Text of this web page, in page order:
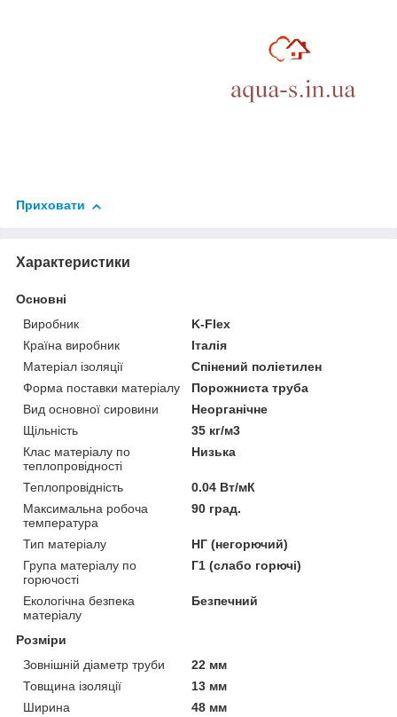
Приховати
Характеристики
Основні
Виробник
K-Flex
Країна виробник
Італія
Матеріал ізоляції
Спінений поліетилен
Форма поставки матеріалу
Порожниста труба
Вид основної сировини
Неорганічне
Щільність
35 кг/м3
Клас матеріалу по
теплопровідності
Низька
Теплопровідність
0.04 Вт/мК
Максимальна робоча
температура
90 град.
Тип матеріалу
НГ (негорючий)
Група матеріалу по
горючості
Г1 (слабо горючі)
Екологічна безпека
матеріалу
Безпечний
Розміри
Зовнішній діаметр труби
22 мм
Товщина ізоляції
13 мм
Ширина
48 мм